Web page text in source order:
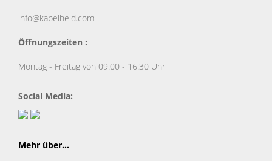
info@kabelheld.com
Öffnungszeiten :
Montag - Freitag von 09:00 - 16:30 Uhr
Social Media:
Mehr über...